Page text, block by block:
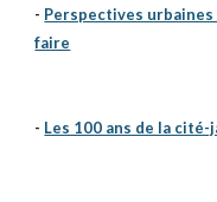
- Perspectives
faire
- Les 100 ans de la